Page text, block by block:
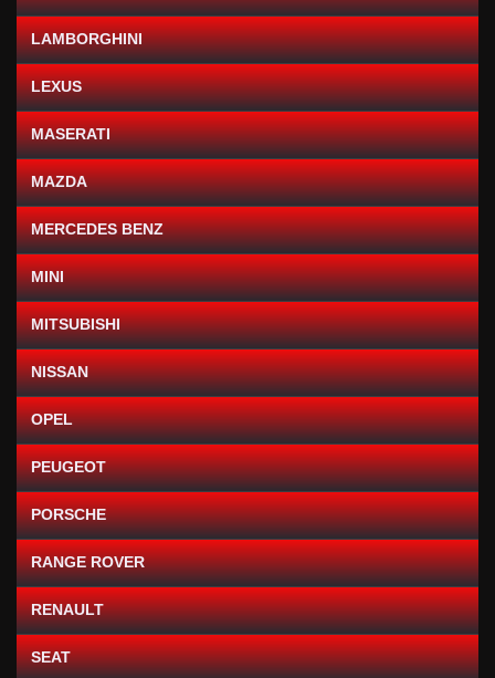
LAMBORGHINI
LEXUS
MASERATI
MAZDA
MERCEDES BENZ
MINI
MITSUBISHI
NISSAN
OPEL
PEUGEOT
PORSCHE
RANGE ROVER
RENAULT
SEAT